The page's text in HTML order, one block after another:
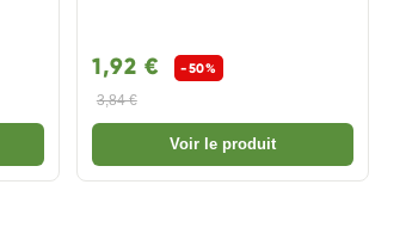
1,92 €
-50%
3,84 €
Voir le produit